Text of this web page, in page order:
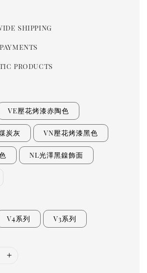
shipping
products
VE壓花烤漆赤陶色
炭灰 VN壓花烤漆黑色
NL光澤黑鎳飾面
V4系列 V3系列